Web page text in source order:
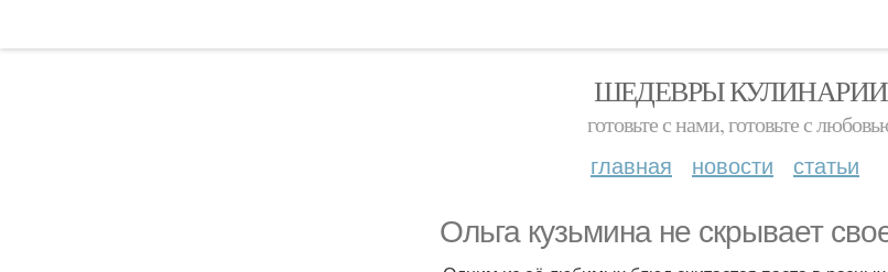
ШЕДЕВРЫ КУЛИНАРИИ
готовьте с нами, готовьте с
главная новости статьи
Ольга кузьмина не скрывает